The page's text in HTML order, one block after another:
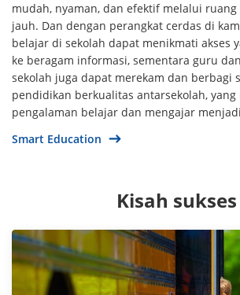
mudah, nyaman, dan efektif melalui
jauh. Dan dengan perangkat cerdas di
belajar di sekolah dapat menikmati akses
ke beragam informasi, sementara guru
sekolah juga dapat merekam dan berbagi
pendidikan berkualitas antarsekolah, yang
pengalaman belajar dan mengajar
Smart Education
Kisah sukses